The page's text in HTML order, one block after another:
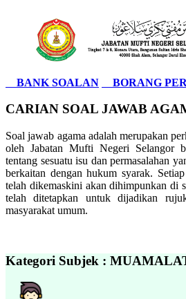
BANK SOALAN BORANG
CARIAN SOAL JAWAB
Soal jawab agama adalah merupakan
oleh Jabatan Mufti Negeri Selangor
tentang sesuatu isu dan permasalahan
berkaitan dengan hukum syarak.
telah dikemaskini akan dihimpunkan di
telah ditetapkan untuk dijadikan
masyarakat umum.
Kategori Subjek :